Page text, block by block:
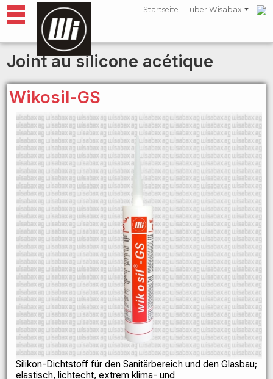
Startseite über Wisabax
Joint au silicone acétique
Wikosil-GS
Silikon-Dichtstoff für den Sanitärbereich und den Glasbau;
elastisch, lichtecht, extrem klima- und